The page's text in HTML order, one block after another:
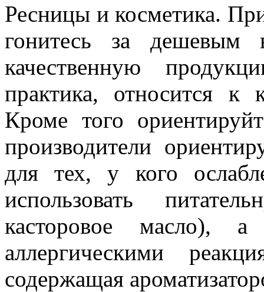
Ресницы и косметика.
гонитесь за дешевым
качественную
практика, относится к
Кроме того
производители
для тех, у кого
использовать
касторовое масло),
аллергическими
содержащая